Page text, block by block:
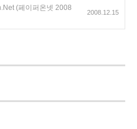
(페이퍼온넷 2008
2008.12.15